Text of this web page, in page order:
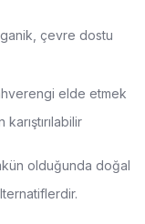
çevre dostu
elde etmek
karıştırılabilir
olduğunda doğal